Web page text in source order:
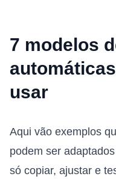
7 modelos
usar
Aqui vão exemplos
podem ser
só copiar, ajustar e